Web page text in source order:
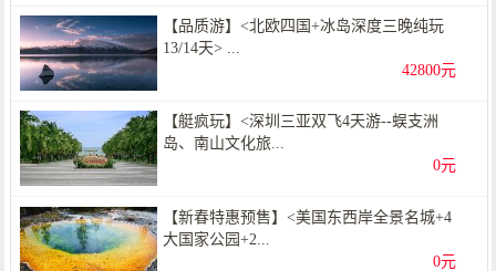
【品质游】<北欧四国+冰岛深度三晚纯玩
13/14天> ...
42800元
【艇疯玩】<深圳三亚双飞4天游--蜈支洲
岛、南山文化旅...
0元
【新春特惠预售】<美国东西岸全景名城+4
大国家公园+2...
0元